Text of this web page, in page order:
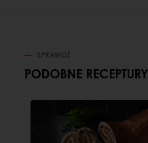
SPRAWDŹ
PODOBNE RECEPTURY